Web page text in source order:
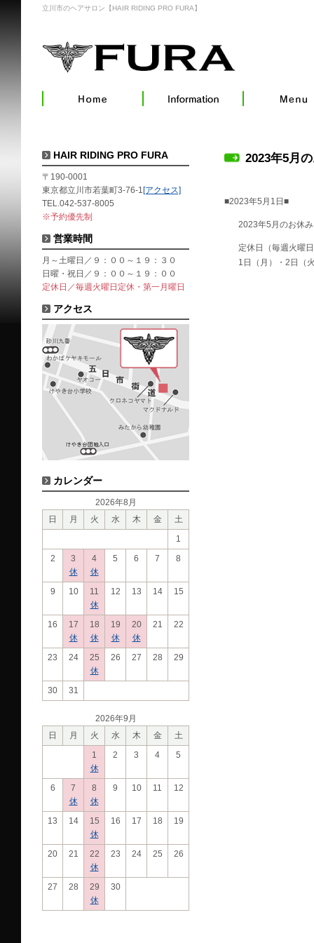
立川市のヘアサロン【HAIR RIDING PRO FURA】
2023年5月
■2023年5月1日■
2023年5月のお休
定休日（毎週火曜
1日（月）・2日（
HAIR RIDING PRO FURA
〒190-0001
東京都立川市若葉町3-76-1 [アクセス]
TEL.042-537-8005
※予約優先制
営業時間
月～土曜日／９：００～１９：３０
日曜・祝日／９：００～１９：００
定休日／毎週火曜日定休・第一月曜日
アクセス
カレンダー
2026年8月
日
月 火 水 木 金
土
1
2
3
休
4
休
5 6 7 8
9 10
11
休
12 13 14 15
16
17
休
18
休
19
休
20
休
21 22
23 24
25
休
26 27 28 29
30 31
2026年9月
日
月 火 水 木 金
土
1
休
2 3 4 5
6
7
休
8
休
9 10 11 12
13 14
15
休
16 17 18 19
20 21
22
休
23 24 25 26
27 28
29
休
30